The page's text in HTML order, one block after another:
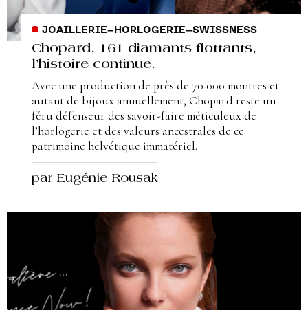
JOAILLERIE–HORLOGERIE–SWISSNESS
Chopard, 161 diamants flottants,
l’histoire continue.
Avec une production de près de 70 000 montres et
autant de bijoux annuellement, Chopard reste un
féru défenseur des savoir-faire méticuleux de
l’horlogerie et des valeurs ancestrales de ce
patrimoine helvétique immatériel.
par Eugénie Rousak